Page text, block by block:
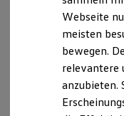
Laden
Laden
Laden
Batterie
+49 6861
Webseite
meisten
bewegen.
relevantere
anzubieten.